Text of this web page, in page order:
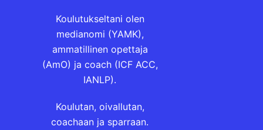
Koulutukseltani olen
medianomi (YAMK),
ammatillinen opettaja
(AmO) ja coach (ICF ACC,
IANLP).
Koulutan, oivallutan,
coachaan ja sparraan.